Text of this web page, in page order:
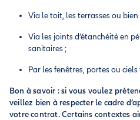
Via le toit, les terrasses ou bien
Via les joints d’étanchéité en
sanitaires ;
Par les fenêtres, portes ou
Bon à savoir : si vous voulez
veillez bien à respecter le cadre
votre contrat. Certains contextes